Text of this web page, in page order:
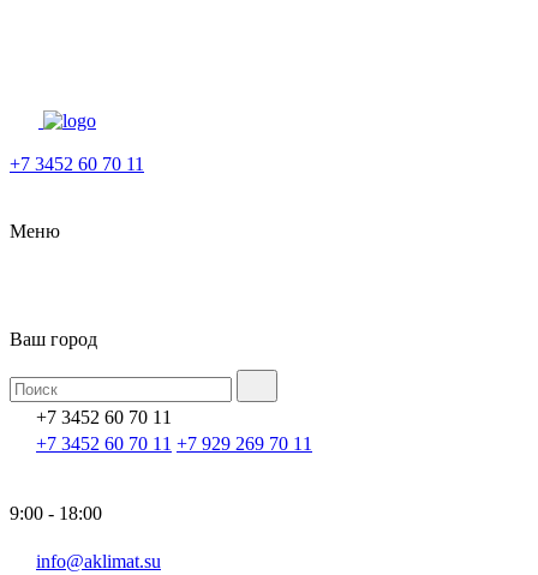
+7 3452 60 70 11
Меню
Ваш город
+7 3452 60 70 11
+7 3452 60 70 11 +7 929 269 70 11
9:00 - 18:00
info@aklimat.su